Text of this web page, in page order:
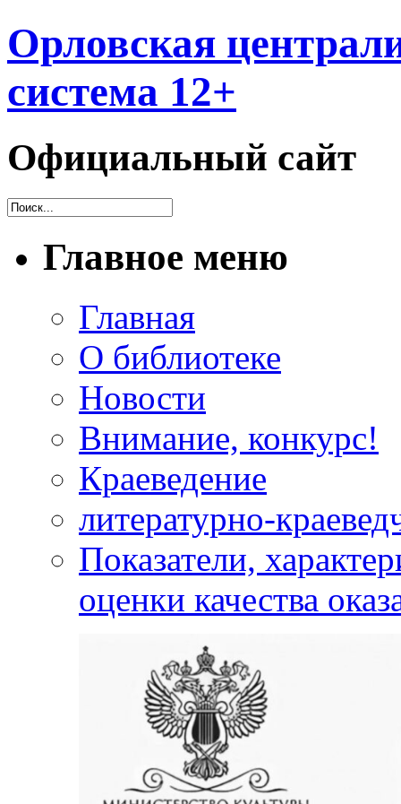
Орловская
система 12+
Официальный сайт
Главное меню
Главная
О библиотеке
Новости
Внимание, конкурс!
Краеведение
литературно-
Показатели,
оценки качества